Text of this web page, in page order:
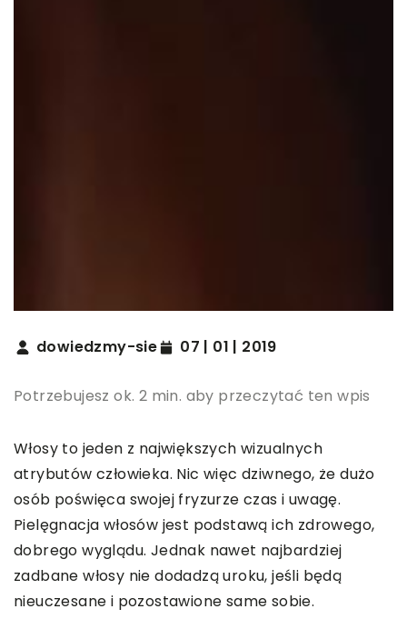
dowiedzmy-sie 07 | 01 | 2019
Potrzebujesz ok. 2 min. aby przeczytać ten wpis
Włosy to jeden z największych wizualnych
atrybutów człowieka. Nic więc dziwnego, że dużo
osób poświęca swojej fryzurze czas i uwagę.
Pielęgnacja włosów jest podstawą ich zdrowego,
dobrego wyglądu. Jednak nawet najbardziej
zadbane włosy nie dodadzą uroku, jeśli będą
nieuczesane i pozostawione same sobie.